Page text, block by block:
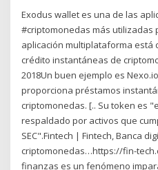
Exodus wallet es una de las
#criptomonedas más utilizadas
aplicación multiplataforma está
crédito instantáneas de
2018Un buen ejemplo es
proporciona préstamos
criptomonedas. [.. Su token es
respaldado por activos que
SEC".Fintech | Fintech, Banca
criptomonedas…https://fin-
finanzas es un fenómeno